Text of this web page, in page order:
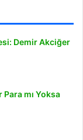
Demir Akciğer
mı Yoksa